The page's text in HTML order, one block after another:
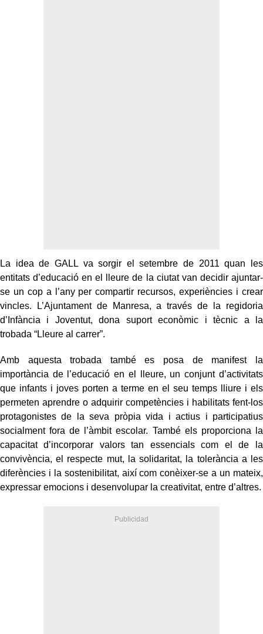
La idea de GALL va sorgir el setembre de 2011 quan les
entitats d’educació en el lleure de la ciutat van decidir ajuntar-
se un cop a l’any per compartir recursos, experiències i crear
vincles. L’Ajuntament de Manresa, a través de la regidoria
d’Infància i Joventut, dona suport econòmic i tècnic a la
trobada “Lleure al carrer”.
Amb aquesta trobada també es posa de manifest la
importància de l’educació en el lleure, un conjunt d’activitats
que infants i joves porten a terme en el seu temps lliure i els
permeten aprendre o adquirir competències i habilitats fent-los
protagonistes de la seva pròpia vida i actius i participatius
socialment fora de l’àmbit escolar. També els proporciona la
capacitat d’incorporar valors tan essencials com el de la
convivència, el respecte mut, la solidaritat, la tolerància a les
diferències i la sostenibilitat, així com conèixer-se a un mateix,
expressar emocions i desenvolupar la creativitat, entre d’altres.